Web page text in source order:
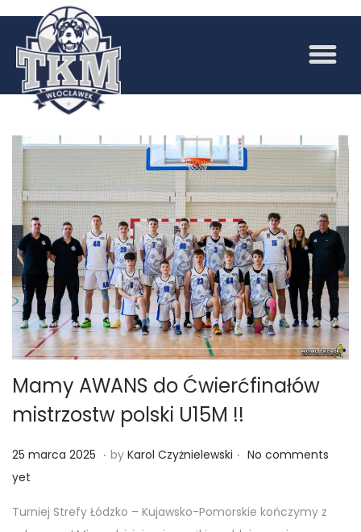
Mamy AWANS do Ćwierćfinałów
mistrzostw polski U15M !!
Posted on
25 marca 2025 2
a
. by Karol Czyżnielewski . No comments
yet
Turniej Strefy Łódzko – Kujawsko-Pomorskie kończymy z